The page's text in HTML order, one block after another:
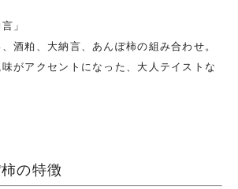
」
酒粕、大納言、あんぽ柿の組み合わせ。
がアクセントになった、大人テイストな
の特徴